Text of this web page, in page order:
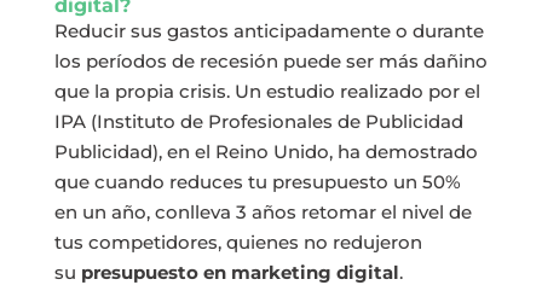
digital?
Reducir sus gastos anticipadamente o durante
los períodos de recesión puede ser más dañino
que la propia crisis. Un estudio realizado por el
IPA (Instituto de Profesionales de Publicidad
Publicidad), en el Reino Unido, ha demostrado
que cuando reduces tu presupuesto un 50%
en un año, conlleva 3 años retomar el nivel de
tus competidores, quienes no redujeron
su presupuesto en marketing digital.